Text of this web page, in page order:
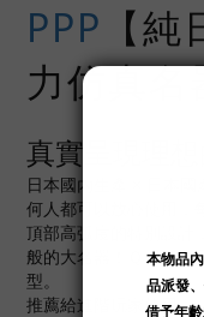
PPP 【
力仿真
真實呈現理
日本國內生產 × 日本國
何人都可以放心使用，
頂部高弧度的特別設計
般的大名器！Ｑ 彈柔
型。
推薦給進階玩家使用。